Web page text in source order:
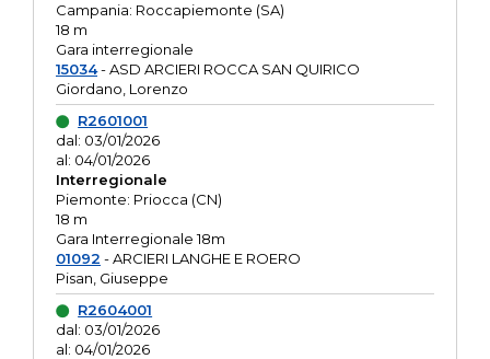
Campania: Roccapiemonte (SA)
18 m
Gara interregionale
15034- ASD ARCIERI ROCCA SAN QUIRICO
Giordano, Lorenzo
R2601001
dal: 03/01/2026
al: 04/01/2026
Interregionale
Piemonte: Priocca (CN)
18 m
Gara Interregionale 18m
01092 - ARCIERI LANGHE E ROERO
Pisan, Giuseppe
R2604001
dal: 03/01/2026
al: 04/01/2026